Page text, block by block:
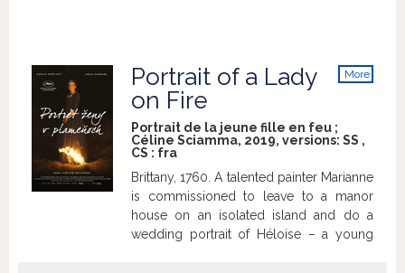
More
Portrait of a Lady
on Fire
Portrait de la jeune fille en feu ;
Céline Sciamma, 2019, versions: SS ,
CS : fra
Brittany, 1760. A talented painter Marianne
is commissioned to leave to a manor
house on an isolated island and do a
wedding portrait of Héloise – a young